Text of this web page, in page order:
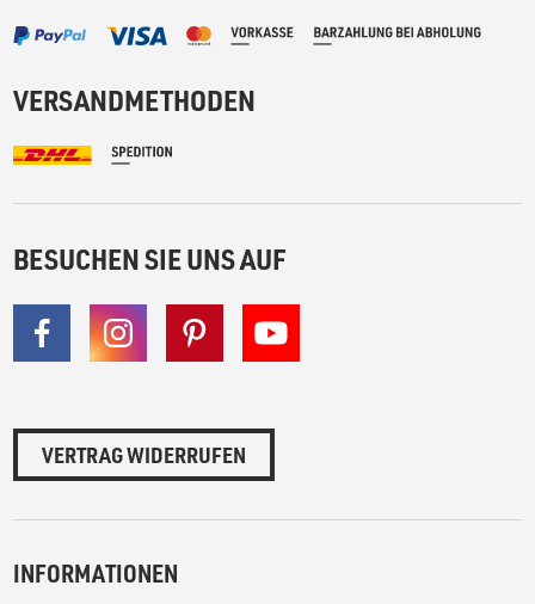
VERSANDMETHODEN
BESUCHEN SIE UNS AUF
VERTRAG WIDERRUFEN
INFORMATIONEN